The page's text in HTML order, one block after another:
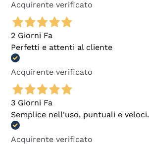
Acquirente verificato
2 Giorni Fa
Perfetti e attenti al cliente
Acquirente verificato
3 Giorni Fa
Semplice nell'uso, puntuali e veloci.
Acquirente verificato